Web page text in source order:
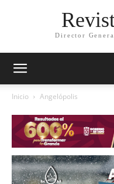
Director
Inicio Angelópolis